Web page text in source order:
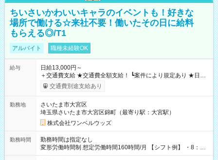
ちいさいかわいいキャラのイベントも！好きな
場所で働ける☆来社不要！働いたその日に給料
もらえる◎/T1
アルバイト 職種未経験OK
給与
日給13,000円～
＋交通費支給 ★交通費全額支給！ ┗案件により規定あり ★日払
いOK！（規定あり） ┗働いたその日に現金GET♪ お仕事後はコ
ンビニATMから 日払い分を引き落とせます！ 【試用期間】試
交通費別途支給あり
勤務地
さいたま市大宮区
埼玉県さいたま市大宮区錦町（最寄り駅：大宮駅）
株式会社ワンベルウッズ
勤務時間
勤務時間は指定なし
変形労働時間制 想定労働時間160時間/月 【シフト例】 ・8：00
～21：00